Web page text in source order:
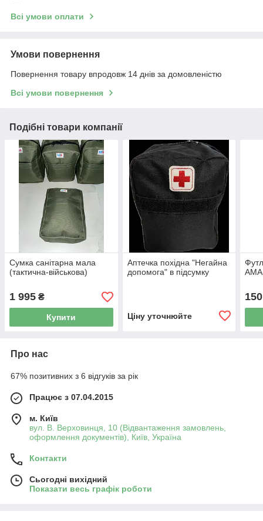
Всі умови оплати
Умови повернення
Повернення товару впродовж 14 днів за домовленістю
Всі умови повернення
Подібні товари компанії
Сумка санітарна мала
(тактична-військова)
1 995 ₴
Купити
Аптечка похідна "Негайна
допомога" в підсумку
Ціну уточнюйте
150
Про нас
67% позитивних з 6 відгуків за рік
Працює з 07.04.2015
м. Київ
вул. В. Верховинця, 10 (Відвантаження замовлень,
оформлення документів), Київ, Україна
Контакти
Сьогодні вихідний
Показати весь графік роботи